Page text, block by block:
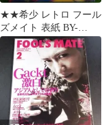
★★希少 レトロ フール
ズメイト 表紙 BY-
SEXUAL 1992 10月★★